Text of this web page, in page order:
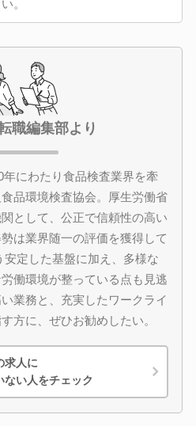
。
職編集部より
にわたり食品検査業界を牽
品環境検査協会。厚生労働省
として、公正で信頼性の高い
は業界随一の評価を獲得して
定した基盤に加え、多様な
働環境が整っている点も見逃
業務と、充実したワークライ
方に、ぜひお勧めしたい。
求人に
ない人をチェック